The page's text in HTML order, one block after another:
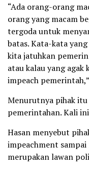
“Ada orang-orang
orang yang macam
tergoda untuk
batas. Kata-kata
kita jatuhkan
atau kalau yang
impeach
Menurutnya pihak itu
pemerintahan. Kali
Hasan menyebut
impeachment
merupakan lawan